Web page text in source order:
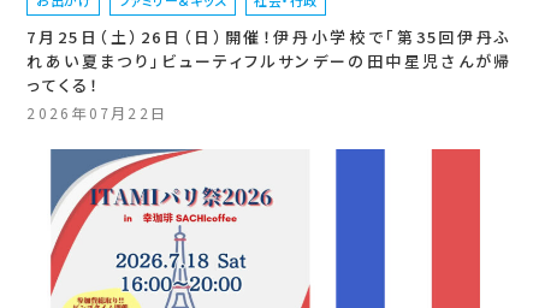
7月25日（土）26日（日）開催！伊丹小学校で「第35回伊丹ふ
れあい夏まつり」ビューティフルサンデーの田中星児さんが帰
ってくる！
2026年07月22日